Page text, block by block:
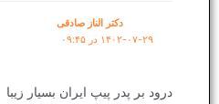
دکتر الناز صادقی
۱۴۰۲-۰۷-۲۹ در ۰۹:۴۵
درود بر پدر پیپ ایران بسیار زیبا